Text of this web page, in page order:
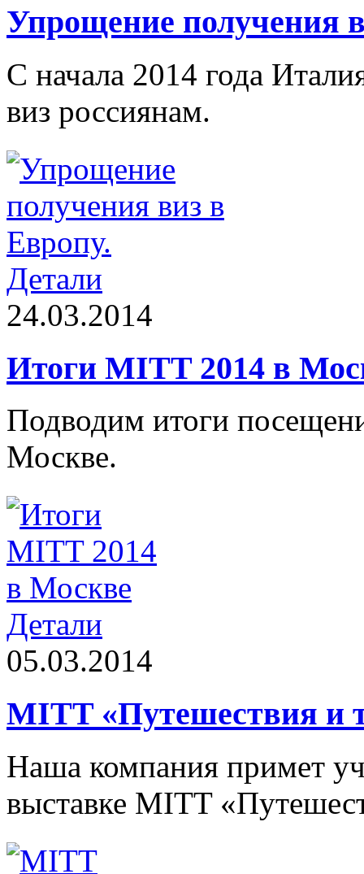
Упрощение получения
С начала 2014 года
виз россиянам.
Детали
24.03.2014
Итоги MITT 2014 в
Подводим итоги
Москве.
Детали
05.03.2014
MITT «Путешествия и
Наша компания примет
выставке MITT